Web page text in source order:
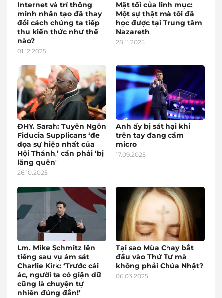
Internet và trí thông
minh nhân tạo đã thay
đổi cách chúng ta tiếp
thu kiến thức như thế
nào?
01.12.2025
Mặt tối của linh mục:
Một sự thật mà tôi đã
học được tại Trung tâm
Nazareth
28.11.2025
ĐHY. Sarah: Tuyên Ngôn
Fiducia Supplicans ‘đe
dọa sự hiệp nhất của
Hội Thánh,’ cần phải ‘bị
lãng quên’
26.10.2025
Anh ấy bị sát hại khi
trên tay đang cầm
micro
17.09.2025
Lm. Mike Schmitz lên
tiếng sau vụ ám sát
Charlie Kirk: ‘Trước cái
ác, người ta có giận dữ
cũng là chuyện tự
nhiên đúng đắn!’
Tại sao Mùa Chay bắt
đầu vào Thứ Tư mà
không phải Chúa Nhật?
06.03.2025